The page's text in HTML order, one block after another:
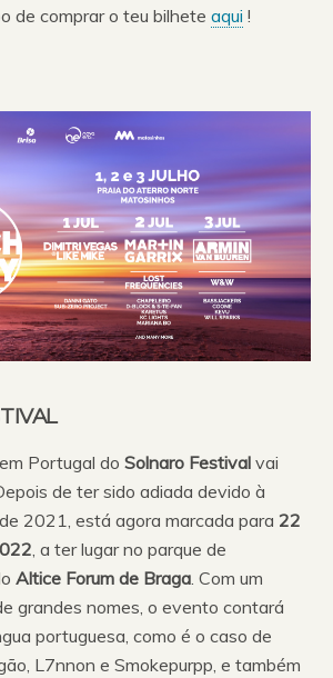
de comprar o teu bilhete aqui !
Portugal do Solnaro Festival vai
de ter sido adiada devido à
2021, está agora marcada para 22
, a ter lugar no parque de
Altice Forum de Braga. Com um
grandes nomes, o evento contará
portuguesa, como é o caso de
L7nnon e Smokepurpp, e também